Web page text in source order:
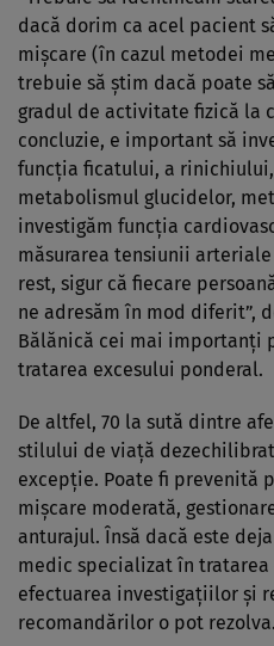
dacă dorim ca acel pacient
mişcare (în cazul metodei
trebuie să ştim dacă poate
gradul de activitate fizică la
concluzie, e important să
funcţia ficatului, a
metabolismul glucidelor,
investigăm funcţia
măsurarea tensiunii
rest, sigur că fiecare
ne adresăm în mod diferit”,
Bălănică cei mai importanţi
tratarea excesului ponderal.
De altfel, 70 la sută dintre
stilului de viaţă
excepţie. Poate fi prevenită
mişcare moderată,
anturajul. Însă dacă este
medic specializat în tratarea
efectuarea investigaţiilor şi
recomandărilor o pot rezolva.